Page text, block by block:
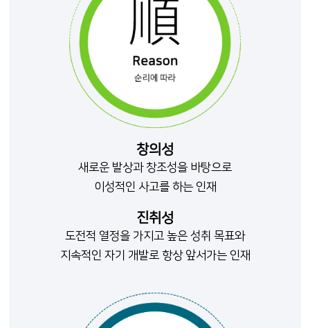
창의성
새로운 발상과 창조성을 바탕으로
이성적인 사고를 하는 인재
진취성
도전적 열정을 가지고 높은 성취 목표와
지속적인 자기 개발로 항상 앞서가는 인재